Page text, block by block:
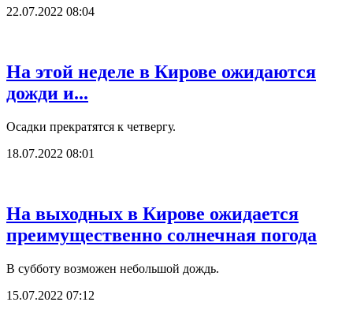
22.07.2022 08:04
На этой неделе в Кирове ожидаются
дожди и...
Осадки прекратятся к четвергу.
18.07.2022 08:01
На выходных в Кирове ожидается
преимущественно солнечная погода
В субботу возможен небольшой дождь.
15.07.2022 07:12